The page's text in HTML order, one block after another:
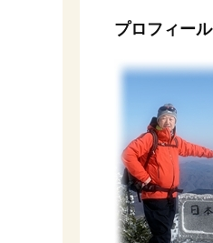
プロフィール